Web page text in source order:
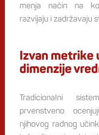
menja način na
razvijaju i zadržavaju
Izvan metrike
dimenzije
Tradicionalni
prvenstveno
njihovog radnog